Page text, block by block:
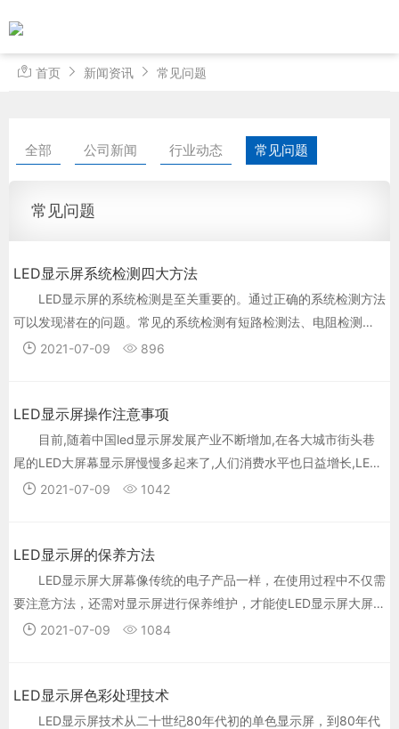
首页 新闻资讯 常见问题
全部 公司新闻 行业动态 常见问题
常见问题
LED显示屏系统检测四大方法
LED显示屏的系统检测是至关重要的。通过正确的系统检测方法
可以发现潜在的问题。常见的系统检测有短路检测法、电阻检测
法、电压检测法、压降检测法这四种方法。
2021-07-09 896
LED显示屏操作注意事项
目前,随着中国led显示屏发展产业不断增加,在各大城市街头巷
尾的LED大屏幕显示屏慢慢多起来了,人们消费水平也日益增长,LED
照明已逐步运用到家庭的日常生活当中,LED电子显示屏不但提升了
一些拥有LED电子显示屏的商家并未完全懂得LED电子屏操作和使用
注意事项,以导致缩短LED电子显示屏的寿命.
2021-07-09 1042
LED显示屏的保养方法
LED显示屏大屏幕像传统的电子产品一样，在使用过程中不仅需
要注意方法，还需对显示屏进行保养维护，才能使LED显示屏大屏幕
寿命更久。
2021-07-09 1084
LED显示屏色彩处理技术
LED显示屏技术从二十世纪80年代初的单色显示屏，到80年代